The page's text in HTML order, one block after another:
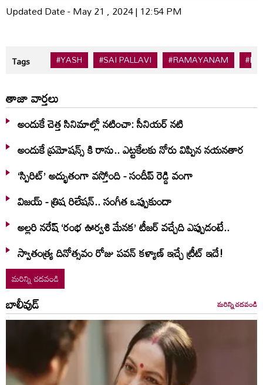
Updated Date - May 21 , 2024 | 12:54 PM
Tags #YASH #SAI PALLAVI #RAMAYANAM
తాజా వార్తలు
అందుకే చెత్త సినిమాల్లో నటించా: సీనియర్ నటి
అందుకే ప్రమోషన్స్ కి రాను.. ఎట్టకేలకు నోరు విప్పిన నయనతార
‘స్పిరిట్’ అద్భుతంగా వస్తోంది - సందీప్ రెడ్డి వంగా
విజయ్ - త్రిష రిలేషన్.. సంగీత ఒప్పుకుందా
అల్లరి నరేష్ ‘రంభ ఊర్వశి మేనక’ టీజర్ వచ్చేది ఎప్పుడంటే..
స్వాతంత్య్ర దినోత్సవం రోజు పవన్ కళ్యాణ్ ఇచ్చే ట్రీట్ ఇదే!
మరిన్ని చదవండి
బాలీవుడ్ మరిన్ని చదవండి